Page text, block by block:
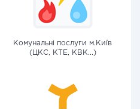
Комунальні послуги м.Київ
(ЦКС, КТЕ, КВК...)